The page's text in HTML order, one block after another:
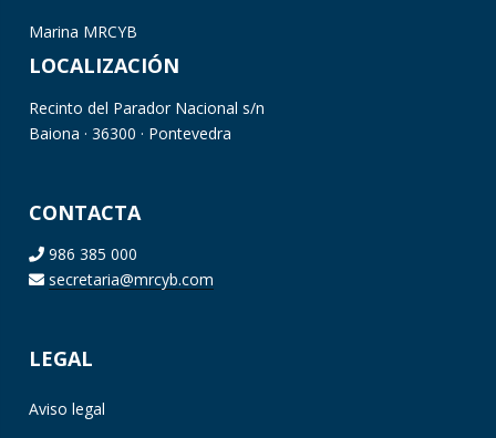
Marina MRCYB
LOCALIZACIÓN
Recinto del Parador Nacional s/n
Baiona · 36300 · Pontevedra
CONTACTA
986 385 000
secretaria@mrcyb.com
LEGAL
Aviso legal